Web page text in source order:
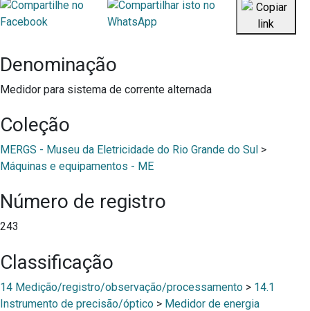
Denominação
Medidor para sistema de corrente alternada
Coleção
MERGS - Museu da Eletricidade do Rio Grande do Sul >
Máquinas e equipamentos - ME
Número de registro
243
Classificação
14 Medição/registro/observação/processamento > 14.1
Instrumento de precisão/óptico > Medidor de energia